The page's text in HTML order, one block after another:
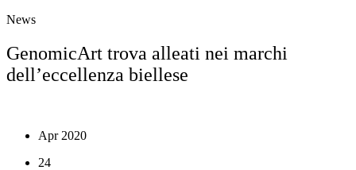
News
GenomicArt trova alleati nei marchi
dell’eccellenza biellese
Apr 2020
24